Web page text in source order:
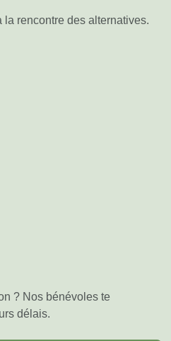
la rencontre des alternatives.
? Nos bénévoles te
délais.